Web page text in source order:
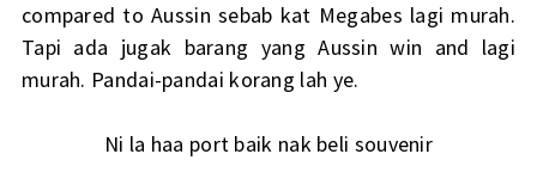
compared to Aussin sebab kat Megabes lagi murah.
Tapi ada jugak barang yang Aussin win and lagi
murah. Pandai-pandai korang lah ye.
Ni la haa port baik nak beli souvenir